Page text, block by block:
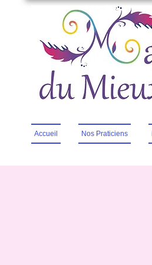
Accueil Nos Praticiens